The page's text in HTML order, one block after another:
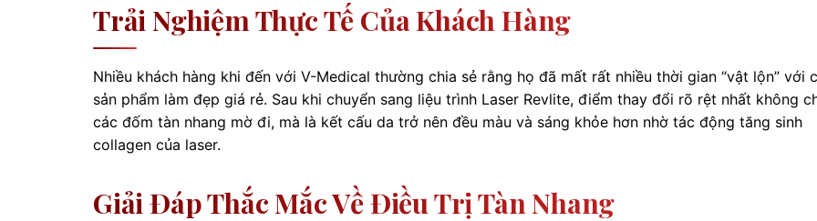
Trải Nghiệm Thực Tế Của Khách Hàng
Nhiều khách hàng khi đến với V-Medical thường chia sẻ rằng họ đã mất rất nhiều thời gian “vật lộn” với
sản phẩm làm đẹp giá rẻ. Sau khi chuyển sang liệu trình Laser Revlite, điểm thay đổi rõ rệt nhất không
các đốm tàn nhang mờ đi, mà là kết cấu da trở nên đều màu và sáng khỏe hơn nhờ tác động tăng sinh
collagen của laser.
Giải Đáp Thắc Mắc Về Điều Trị Tàn Nhang